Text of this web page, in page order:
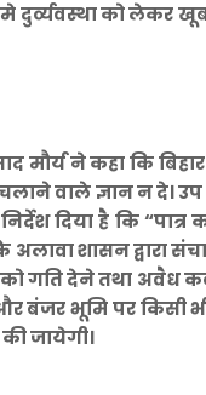
दुर्व्यवस्था को लेकर
मौर्य ने कहा कि
वाले ज्ञान न दे।
दिया है कि
शासन द्वारा
गति देने तथा अवैध
बंजर भूमि पर किसी
की जायेगी।